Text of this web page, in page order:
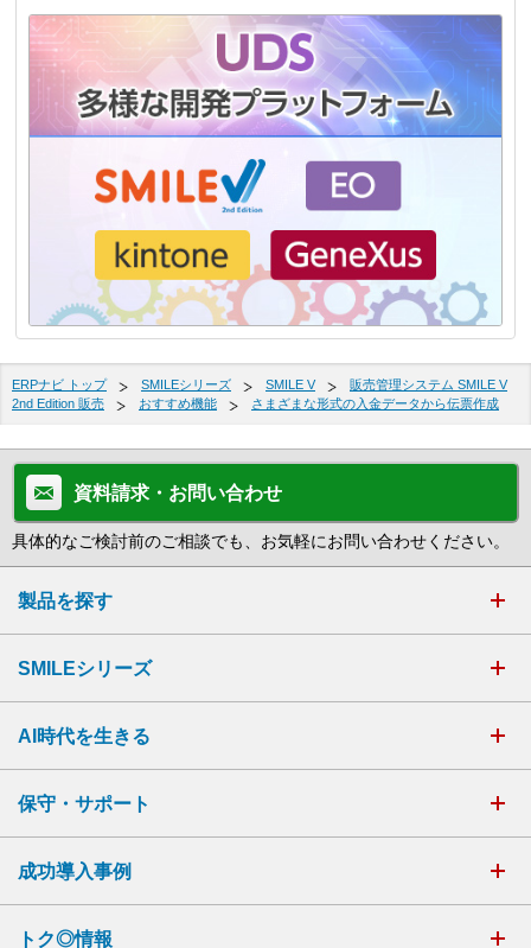
ERPナビ トップ SMILEシリーズ SMILE V
販売管理システム SMILE V
2nd Edition 販売
おすすめ機能 さまざまな形式の入金データから伝票作成
資料請求・お問い合わせ
具体的なご検討前のご相談でも、お気軽にお問い合わせください。
製品を探す
SMILEシリーズ
AI時代を生きる
保守・サポート
成功導入事例
トク◎情報